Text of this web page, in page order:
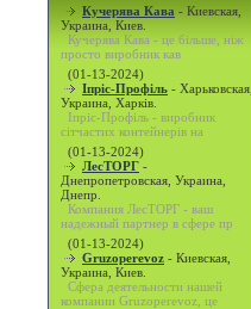
Кучерява Кава - Киевская,
Украина, Киев.
Кучерява Кава - це більше, ніж
просто виробник кав
(01-13-2024)
Іпріс-Профіль - Харьковская,
Украина, Харків.
Іпріс-Профіль - виробник
сітчастих контейнерів на
(01-13-2024)
ЛесТОРГ -
Днепропетровская, Украина,
Днепр.
Компания ЛесТОРГ - ваш
надежный партнер в сфере пр
(01-13-2024)
Gruzoperevoz - Киевская,
Украина, Киев.
Сфера деятельности нашей
компании Gruzoperevoz, це